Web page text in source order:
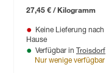
27,45 € / Kilogramm
Keine Lieferung nach
Hause
Verfügbar in Troisdorf
Nur wenige verfügbar